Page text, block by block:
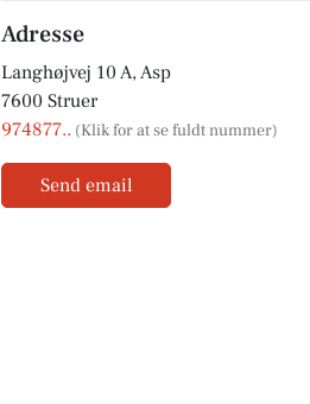
Adresse
Langhøjvej 10 A, Asp
7600 Struer
974877..
Send email